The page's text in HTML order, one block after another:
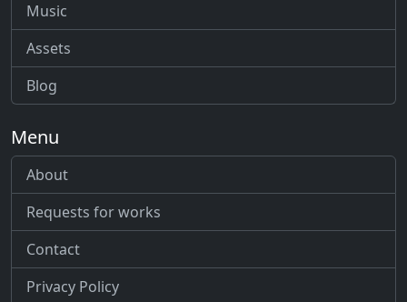
Music
Assets
Blog
Menu
About
Requests for works
Contact
Privacy Policy